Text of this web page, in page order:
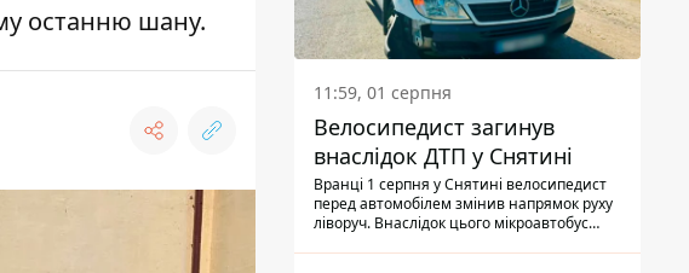
останню шану.
11:59, 01 серпня
Велосипедист загинув
внаслідок ДТП у Снятині
Вранці 1 серпня у Снятині велосипедист
перед автомобілем змінив напрямок руху
ліворуч. Внаслідок цього мікроавтобус